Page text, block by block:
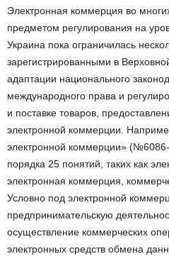
Электронная коммерция во
предметом регулирования на
Украина пока ограничилась
зарегистрированными в
адаптации национального
международного права и
и поставке товаров,
электронной коммерции.
электронной коммерции»
порядка 25 понятий, таких как
электронная коммерция,
Условно под электронной
предпринимательскую
осуществление коммерческих
электронных средств обмена